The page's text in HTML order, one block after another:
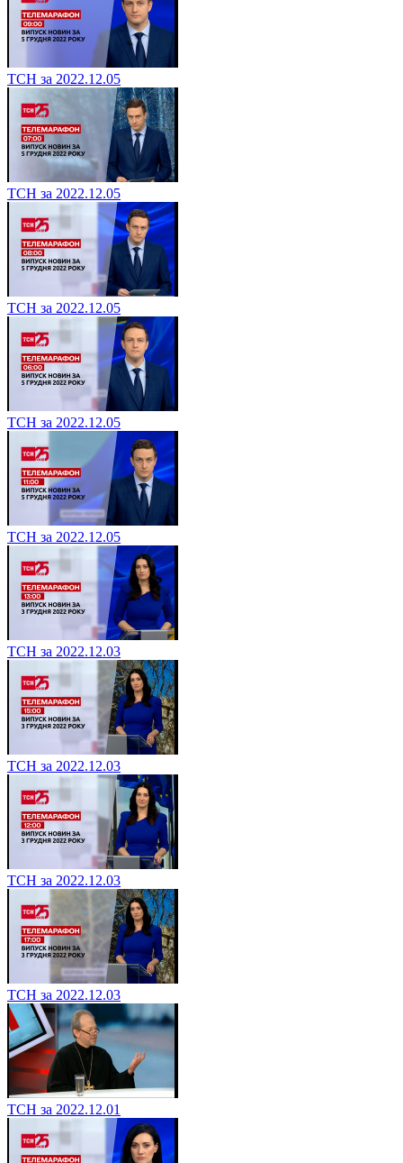
ТСН за 2022.12.05
ТСН за 2022.12.05
ТСН за 2022.12.05
ТСН за 2022.12.05
ТСН за 2022.12.05
ТСН за 2022.12.03
ТСН за 2022.12.03
ТСН за 2022.12.03
ТСН за 2022.12.03
ТСН за 2022.12.01